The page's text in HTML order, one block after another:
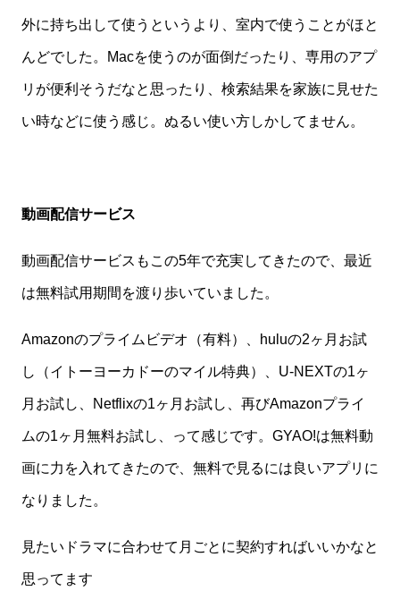
外に持ち出して使うというより、室内で使うことがほと
んどでした。Macを使うのが面倒だったり、専用のアプ
リが便利そうだなと思ったり、検索結果を家族に見せた
い時などに使う感じ。ぬるい使い方しかしてません。
動画配信サービス
動画配信サービスもこの5年で充実してきたので、最近
は無料試用期間を渡り歩いていました。
Amazonのプライムビデオ（有料）、huluの2ヶ月お試
し（イトーヨーカドーのマイル特典）、U-NEXTの1ヶ
月お試し、Netflixの1ヶ月お試し、再びAmazonプライ
ムの1ヶ月無料お試し、って感じです。GYAO!は無料動
画に力を入れてきたので、無料で見るには良いアプリに
なりました。
見たいドラマに合わせて月ごとに契約すればいいかなと
思ってます